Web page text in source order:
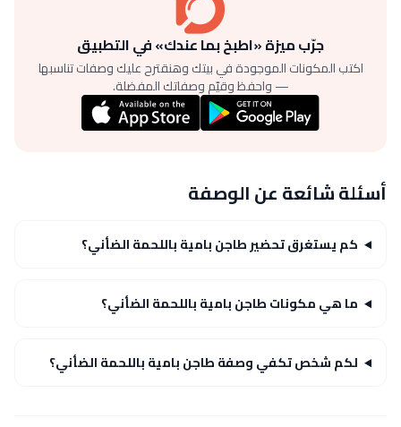
جرّب ميزة «اطبخ بما عندك» في التطبيق
اكتب المكونات الموجودة في بيتك وهنقترح عليك وصفات تناسبها
— واحفظ وقيّم وصفاتك المفضلة.
أسئلة شائعة عن الوصفة
كم يستغرق تحضير طاجن بامية باللحمة الضأني؟
ما هي مكونات طاجن بامية باللحمة الضأني؟
لكم شخص تكفي وصفة طاجن بامية باللحمة الضأني؟